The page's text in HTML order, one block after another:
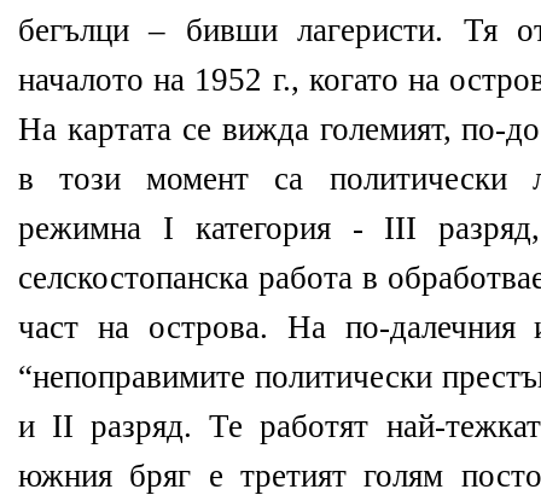
бегълци – бивши лагеристи. Тя
началото на 1952 г., когато на
На картата се вижда големият, по-
в този момент са политически
режимна І категория - ІІІ
селскостопанска работа в
част на острова. На по-далечния
“непоправимите политически
и ІІ разряд. Те работят най-
южния бряг е третият голям